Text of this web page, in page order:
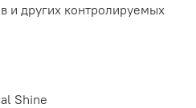
и других контролируемых
Shine